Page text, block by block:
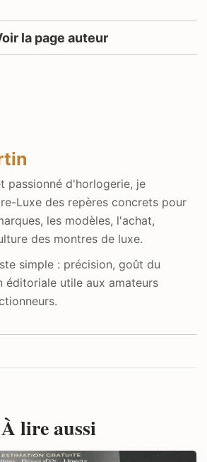
la page auteur
passionné d'horlogerie, je
Luxe des repères concrets pour
les modèles, l'achat,
des montres de luxe.
simple : précision, goût du
éditoriale utile aux amateurs
À lire aussi